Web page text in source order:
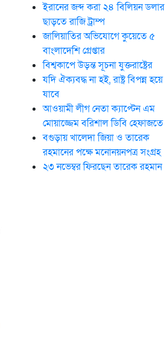
ইরানের জব্দ করা ২৪ বিলিয়ন ডলার
ছাড়তে রাজি ট্রাম্প
জালিয়াতির অভিযোগে কুয়েতে ৫
বাংলাদেশি গ্রেপ্তার
বিশ্বকাপে উড়ন্ত সূচনা যুক্তরাষ্ট্রের
যদি ঐক্যবদ্ধ না হই, রাষ্ট্র বিপন্ন হয়ে
যাবে
আওয়ামী লীগ নেতা ক্যাপ্টেন এম
মোয়াজ্জেম বরিশাল ডিবি হেফাজতে
বগুড়ায় খালেদা জিয়া ও তারেক
রহমানের পক্ষে মনোনয়নপত্র সংগ্রহ
২৩ নভেম্বর ফিরছেন তারেক রহমান